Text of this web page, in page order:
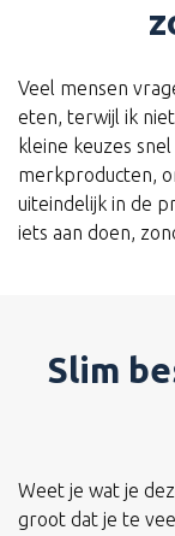
Veel mensen
eten, terwijl ik
kleine keuzes
merkproducten,
uiteindelijk in de
iets aan doen,
Slim
Weet je wat je
groot dat je te